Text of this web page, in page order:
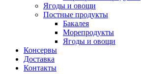
Ягоды и овощи
Постные продукты
Бакалея
Морепродукты
Ягоды и овощи
Консервы
Доставка
Контакты